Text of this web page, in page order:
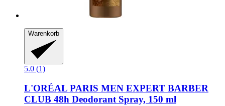
Warenkorb
5.0 (1)
L'ORÉAL PARIS MEN EXPERT BARBER
CLUB 48h Deodorant Spray, 150 ml